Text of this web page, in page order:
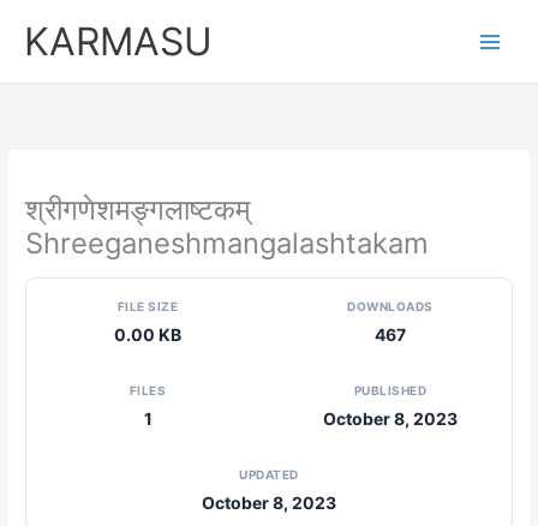
KARMASU
श्रीगणेशमङ्गलाष्टकम्
Shreeganeshmangalashtakam
FILE SIZE
0.00 KB
DOWNLOADS
467
FILES
1
PUBLISHED
October 8, 2023
UPDATED
October 8, 2023